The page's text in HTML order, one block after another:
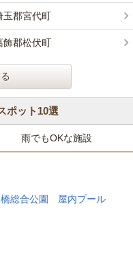
玉郡宮代町
飾郡松伏町
ポット10選
雨でもOKな施設